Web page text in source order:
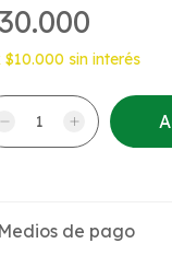
$10.000 sin interés
de pago